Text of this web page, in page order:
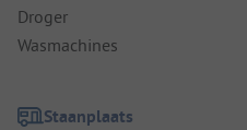
Droger
Wasmachines
Staanplaats